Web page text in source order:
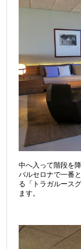
中へ入って階段を
バルセロナで一番
る「トラガルース
ます。